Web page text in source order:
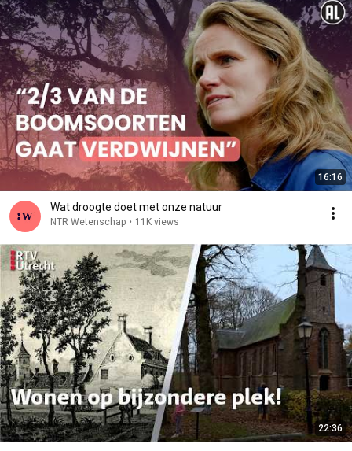
16:16
Wat droogte doet met onze natuur
NTR Wetenschap • 11K views
22:36